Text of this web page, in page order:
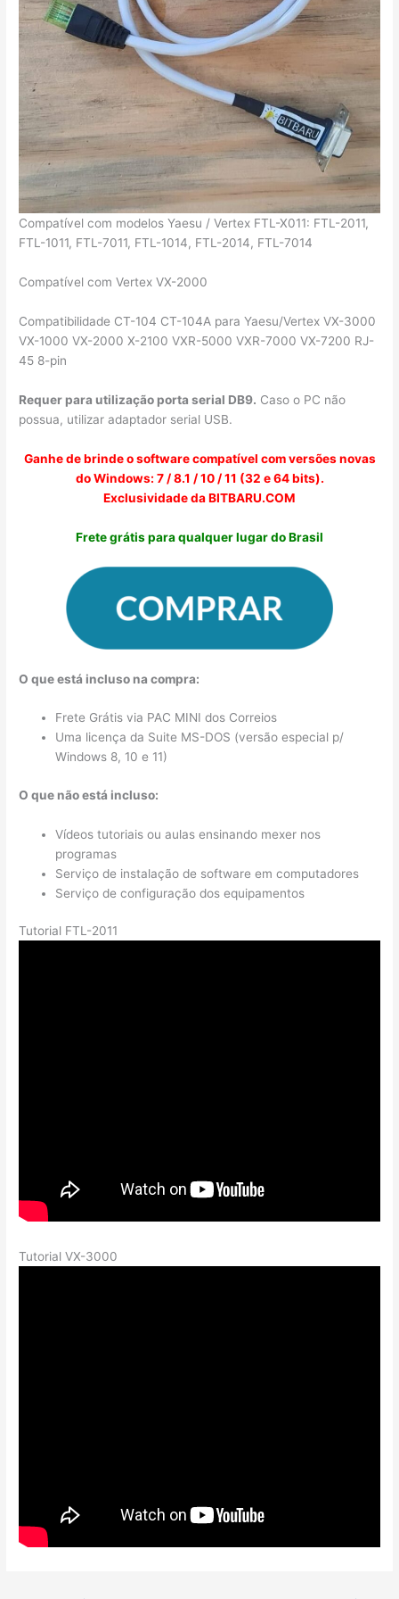
Compatível com modelos Yaesu / Vertex FTL-X011: FTL-2011,
FTL-1011, FTL-7011, FTL-1014, FTL-2014, FTL-7014
Compatível com Vertex VX-2000
Compatibilidade CT-104 CT-104A para Yaesu/Vertex VX-3000
VX-1000 VX-2000 X-2100 VXR-5000 VXR-7000 VX-7200 RJ-
45 8-pin
Requer para utilização porta serial DB9. Caso o PC não
possua, utilizar adaptador serial USB.
Ganhe de brinde o software compatível com versões novas
do Windows: 7 / 8.1 / 10 / 11 (32 e 64 bits).
Exclusividade da BITBARU.COM
Frete grátis para qualquer lugar do Brasil
O que está incluso na compra:
Frete Grátis via PAC MINI dos Correios
Uma licença da Suite MS-DOS (versão especial p/
Windows 8, 10 e 11)
O que não está incluso:
Vídeos tutoriais ou aulas ensinando mexer nos
programas
Serviço de instalação de software em computadores
Serviço de configuração dos equipamentos
Tutorial FTL-2011
Tutorial VX-3000